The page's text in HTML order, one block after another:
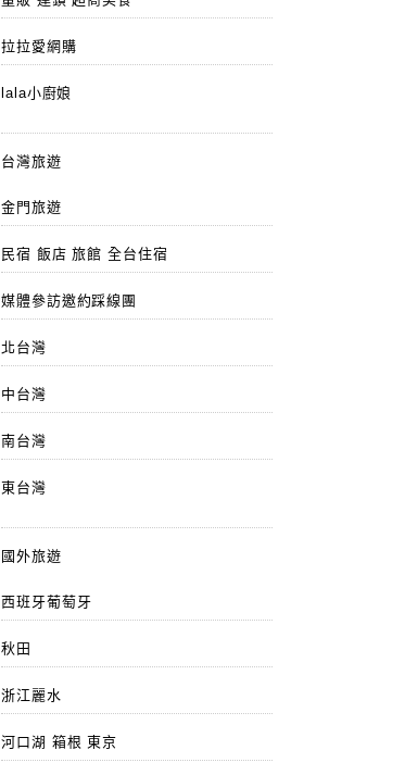
拉拉愛網購
lala小廚娘
台灣旅遊
金門旅遊
民宿 飯店 旅館 全台住宿
媒體參訪邀約踩線團
北台灣
中台灣
南台灣
東台灣
國外旅遊
西班牙葡萄牙
秋田
浙江麗水
河口湖 箱根 東京